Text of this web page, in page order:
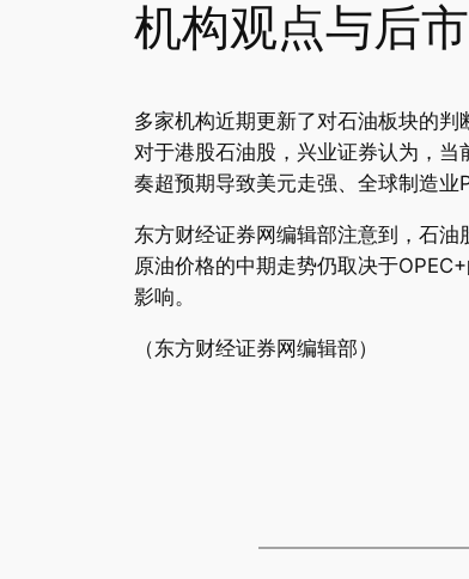
机构观点与后
多家机构近期更新了对石油板块的判
对于港股石油股，兴业证券认为，
奏超预期导致美元走强、全球制造业
东方财经证券网编辑部注意到，石
原油价格的中期走势仍取决于
影响。
（东方财经证券网编辑部）